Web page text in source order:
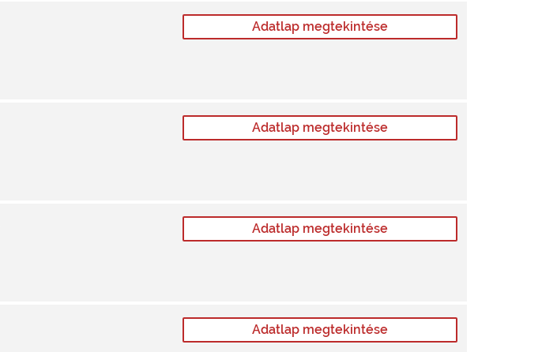
Adatlap megtekintése
Adatlap megtekintése
Adatlap megtekintése
Adatlap megtekintése